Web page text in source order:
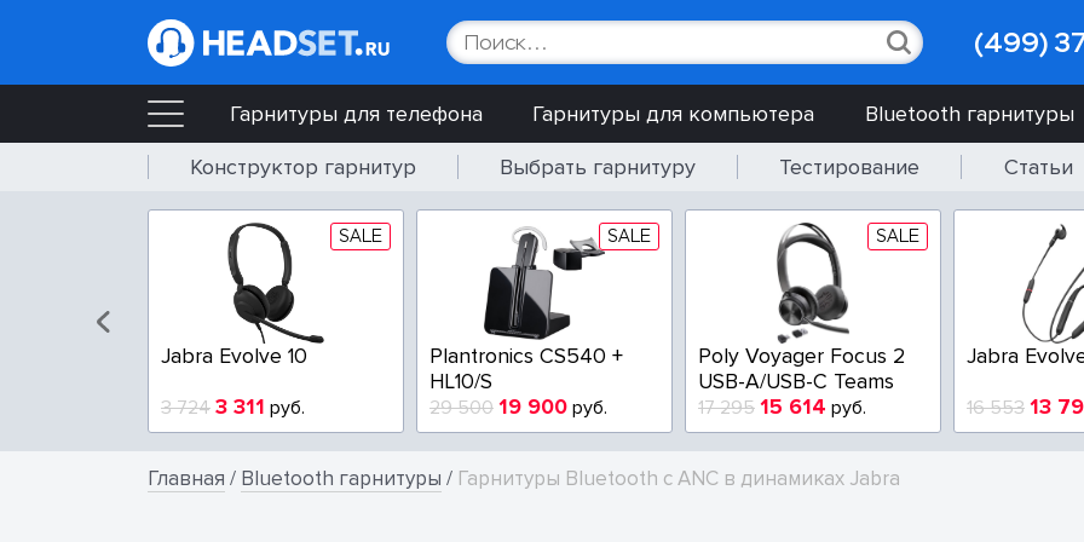
(499)
Гарнитуры для телефона Гарнитуры для компьютера Bluetooth гарнитуры
Конструктор гарнитур
Выбрать гарнитуру Тестирование Статьи
SALE
Poly Blackwire 3210-A
3 800 3 100руб.
SALE
EPOS IMPACT SC 230
USB
9 729 6 005руб.
SALE
Poly EncorePro
HW510V QD
9 750 7 900руб.
EPOS
5 200 3 200
Главная / Bluetooth гарнитуры / Гарнитуры Bluetooth с ANC в динамиках Jabra